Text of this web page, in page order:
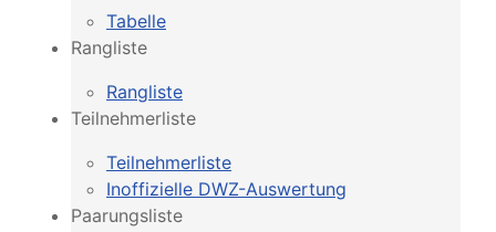
Tabelle
Rangliste
Rangliste
Teilnehmerliste
Teilnehmerliste
Inoffizielle DWZ-Auswertung
Paarungsliste